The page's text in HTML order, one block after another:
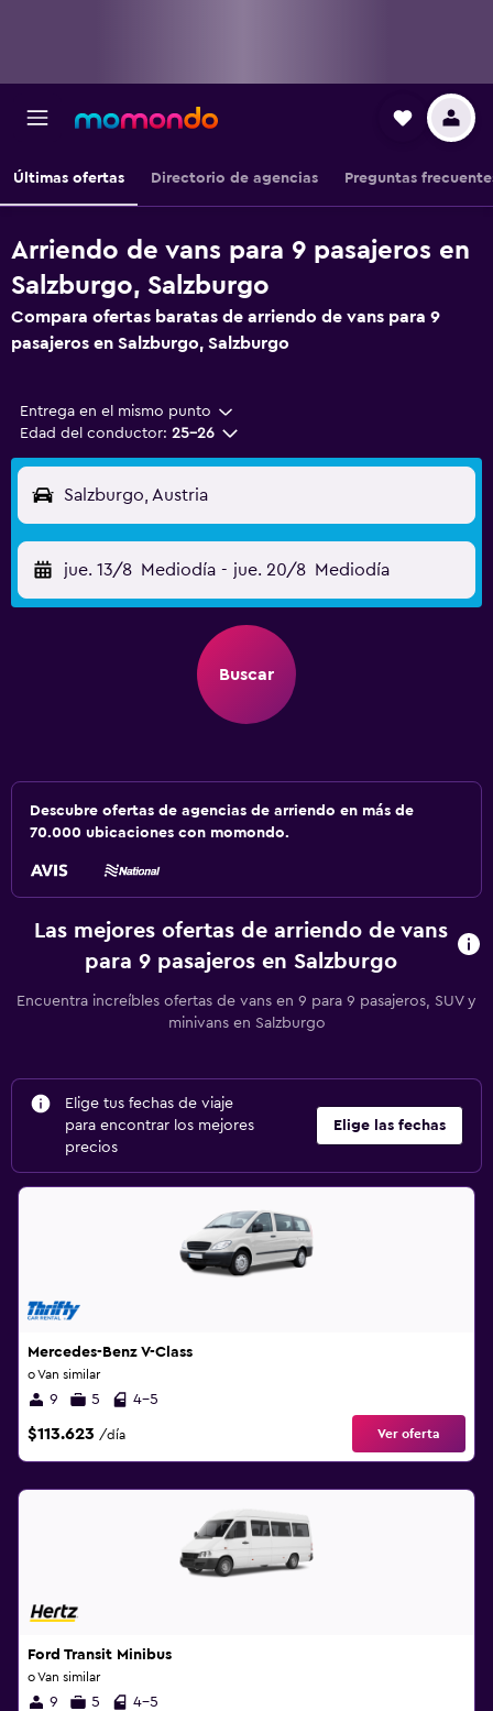
Últimas ofertas Directorio de agencias Preguntas
Arriendo de vans para 9 pasajeros en
Salzburgo, Salzburgo
Compara ofertas baratas de arriendo de vans para 9
pasajeros en Salzburgo, Salzburgo
Entrega en el mismo punto
Edad del conductor: 25-26
Salzburgo, Austria
jue. 13/8 Mediodía - jue. 20/8 Mediodía
Buscar
Descubre ofertas de agencias de arriendo en más de
70.000 ubicaciones con momondo.
Las mejores ofertas de arriendo de vans
para 9 pasajeros en Salzburgo
Encuentra increíbles ofertas de vans en 9 para 9 pasajeros, SUV y
minivans en Salzburgo
Elige tus fechas de viaje
para encontrar los mejores
precios
Elige las fechas
Mercedes-Benz V-Class
o Van similar
9 5 4-5
$113.623 /día Ver oferta
Ford Transit Minibus
o Van similar
9 5 4-5